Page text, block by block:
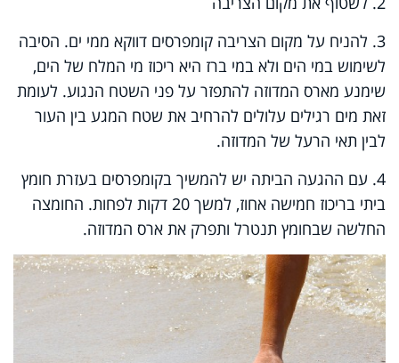
3. להניח על מקום הצריבה קומפרסים דווקא ממי ים. הסיבה
לשימוש במי הים ולא במי ברז היא ריכוז מי המלח של הים,
שימנע מארס המדוזה להתפזר על פני השטח הנגוע. לעומת
זאת מים רגילים עלולים להרחיב את שטח המגע בין העור
לבין תאי הרעל של המדוזה.
4. עם ההגעה הביתה יש להמשיך בקומפרסים בעזרת חומץ
ביתי בריכוז חמישה אחוז, למשך 20 דקות לפחות. החומצה
החלשה שבחומץ תנטרל ותפרק את ארס המדוזה.